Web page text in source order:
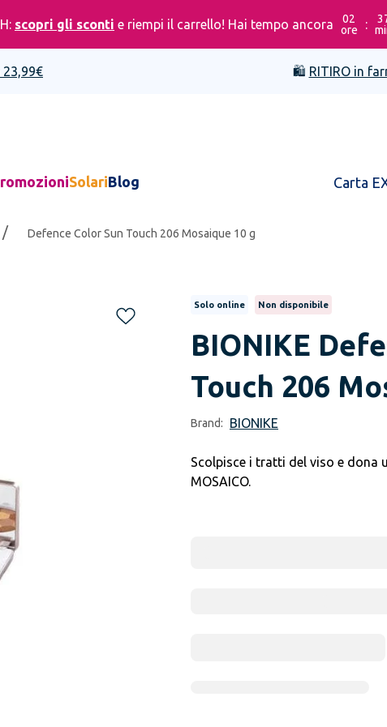
scopri gli sconti e riempi il carrello! Hai tempo ancora
02
ore
:
23,99€ 🛍️ RITIRO in
SolariBlog Carta
/ Defence Color Sun Touch 206 Mosaique 10 g
Solo online Non disponibile
BIONIKE
Touch 206
Brand: BIONIKE
Scolpisce i tratti del viso e dona
MOSAICO.